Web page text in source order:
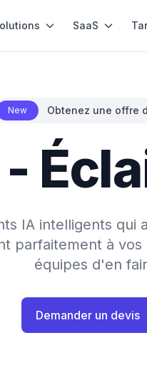
SaaS
New Obtenez une offre
IA intelligents
parfaitement à
équipes d'en
Demander un devis